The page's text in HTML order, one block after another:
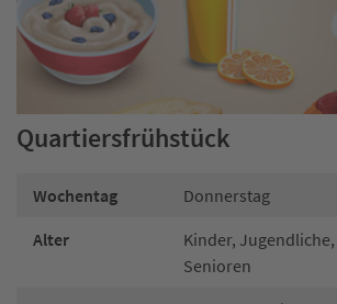
Quartiersfrühstück
Wochentag
Donnerstag
Alter
Kinder,
Senioren